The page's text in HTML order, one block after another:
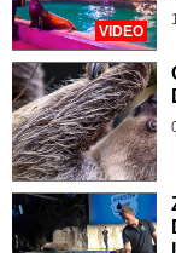
VIDEO